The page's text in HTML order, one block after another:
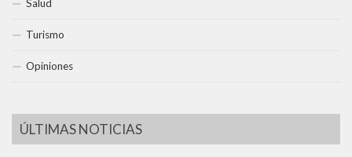
Salud
Turismo
Opiniones
ÚLTIMAS NOTICIAS